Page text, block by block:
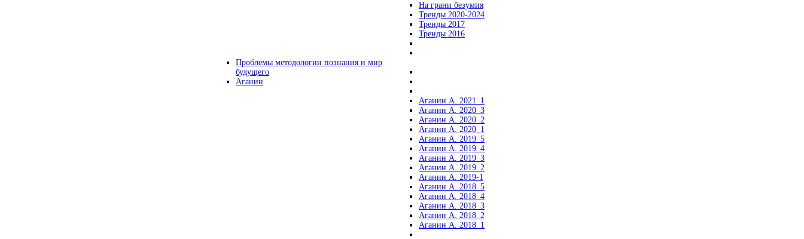
На грани безумия
Тренды 2020-2024
Тренды 2017
Тренды 2016
Проблемы методологии познания и мир
будущего
Аганин
Аганин А. 2021_1
Аганин А. 2020_3
Аганин А. 2020_2
Аганин А. 2020_1
Аганин А. 2019_5
Аганин А. 2019_4
Аганин А. 2019_3
Аганин А. 2019_2
Аганин А. 2019-1
Аганин А. 2018_5
Аганин А. 2018_4
Аганин А. 2018_3
Аганин А. 2018_2
Аганин А. 2018_1